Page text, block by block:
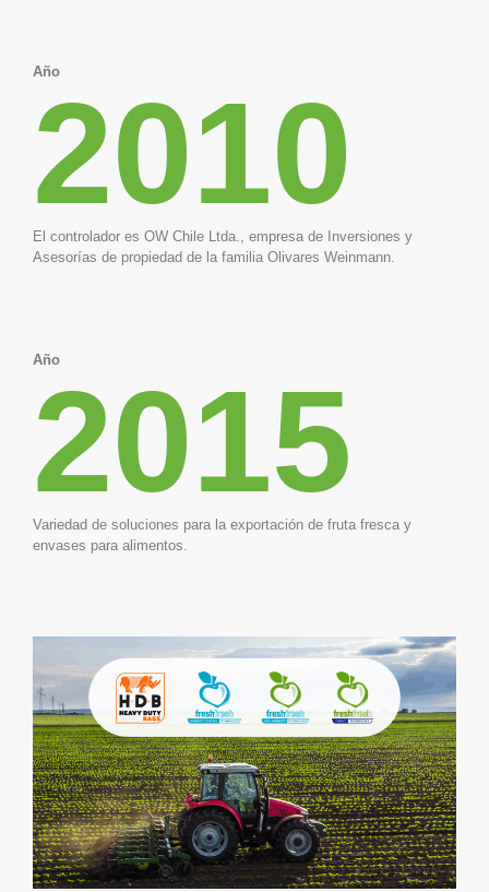
Año
2010
El controlador es OW Chile Ltda., empresa de Inversiones y
Asesorías de propiedad de la familia Olivares Weinmann.
Año
2015
Variedad de soluciones para la exportación de fruta fresca y
envases para alimentos.